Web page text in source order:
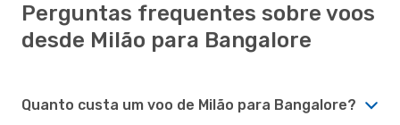
Perguntas frequentes sobre voos
desde Milão para Bangalore
Quanto custa um voo de Milão para Bangalore?